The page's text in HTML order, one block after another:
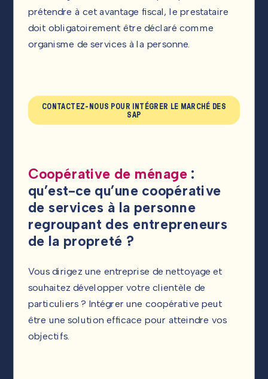
prétendre à cet avantage fiscal, le prestataire
doit obligatoirement être déclaré comme
organisme de services à la personne.
CONTACTEZ-NOUS POUR INTÉGRER LE MARCHÉ DES
SAP
Coopérative de ménage :
qu’est-ce qu’une coopérative
de services à la personne
regroupant des entrepreneurs
de la propreté ?
Vous dirigez une entreprise de nettoyage et
souhaitez développer votre clientèle de
particuliers ? Intégrer une coopérative peut
être une solution efficace pour atteindre vos
objectifs.